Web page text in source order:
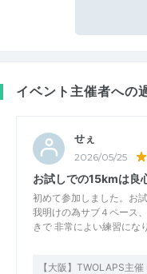
イベント主催者への
せぇ
2026/05/25
お試しでの15kmは良
初めて参加しました。お
我明けの為サブ４ペース
きで 非常によい練習にな
【大阪】TWOLAPS主